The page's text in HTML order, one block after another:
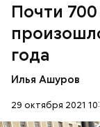
Почти
года
Илья Ашуров
29 октября 2021
Дело Сушкевич